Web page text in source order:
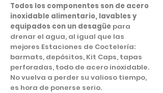
Todos los componentes son de acero
inoxidable alimentario, lavables y
equipados con un desagüe para
drenar el agua, al igual que las
mejores Estaciones de Coctelería:
barmats, depósitos, Kit Caps, tapas
perforadas, todo de acero inoxidable.
No vuelva a perder su valioso tiempo,
es hora de ponerse serio.